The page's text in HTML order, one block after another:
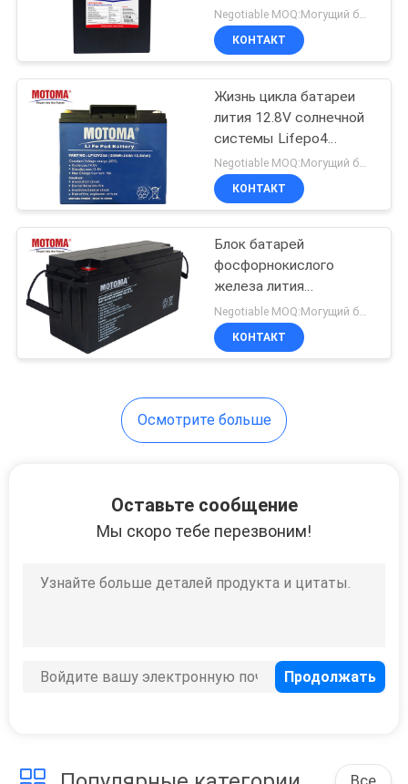
Пригодная для
носки батарея
прибора
перезаряжаемые
литий-ионный
аккумулятор
Перезаряжаемые
батарея
22
фосфата лития
Negotiable MOQ:Могущий быть предметом переговоров
КОНТАКТ
Жизнь цикла батареи
лития 12.8V солнечной
системы Lifepo4
6000mah 4000
Negotiable MOQ:Могущий быть предметом переговоров
КОНТАКТ
Блок батарей
фосфорнокислого
железа лития
наивысшей мощности
75Ah для системы
солнечной энергии
КОНТАКТ
Осмотрите больше
Оставьте сообщение
Мы скоро тебе перезвоним!